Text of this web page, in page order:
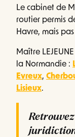
Le cabinet de
routier permis
Havre, mais
Maître
la Normandie :
Evreux,
Lisieux.